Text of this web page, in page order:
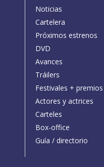
Noticias
Cartelera
Próximos estrenos
DVD
Avances
Tráilers
Festivales + premios
Actores y actrices
Carteles
Box-office
Guía / directorio